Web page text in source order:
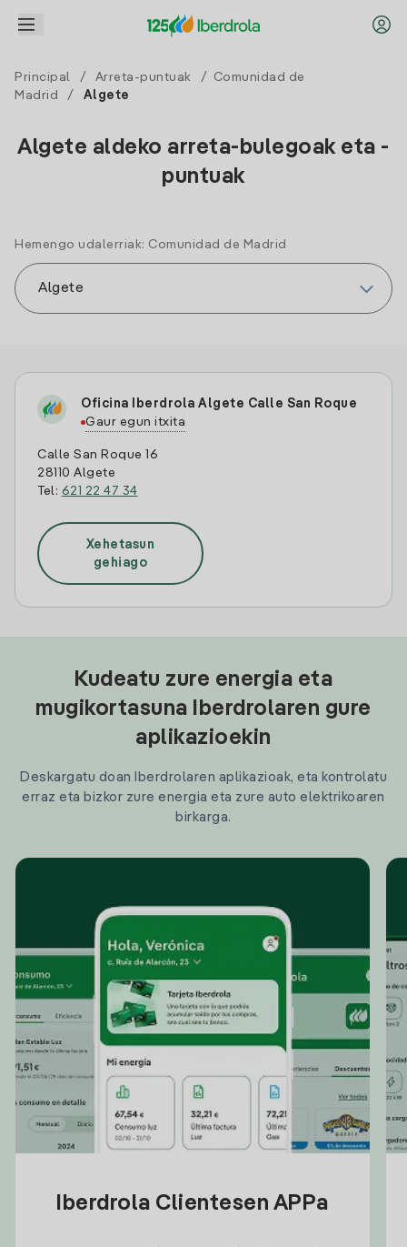
Principal / Arreta-puntuak /
Comunidad de
Madrid
/ Algete
Algete aldeko arreta-bulegoak eta -
puntuak
Hemengo udalerriak: Comunidad de Madrid
Oficina Iberdrola Algete Calle San Roque
Gaur egun itxita
Calle San Roque 16
28110 Algete
Tel: 621 22 47 34
Xehetasun
gehiago
Kudeatu zure energia eta
mugikortasuna Iberdrolaren gure
aplikazioekin
Deskargatu doan Iberdrolaren aplikazioak, eta kontrolatu
erraz eta bizkor zure energia eta zure auto elektrikoaren
birkarga.
Iberdrola Clientesen APPa